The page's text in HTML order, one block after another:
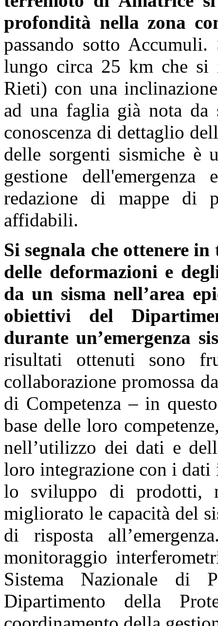
profondità nella zona
passando sotto
lungo circa 25 km che si
Rieti) con una
ad una faglia già nota
conoscenza di dettaglio
delle sorgenti sismiche è
gestione
redazione di mappe di
affidabili.
Si segnala che ottenere
delle deformazioni e
da un sisma nell’area
obiettivi del
durante un’emergenza
risultati ottenuti sono
collaborazione promossa
di Competenza – in
base delle loro
nell’utilizzo dei dati e
loro integrazione con i dati
lo sviluppo di prodotti,
migliorato le capacità del
di risposta
monitoraggio
Sistema Nazionale di
Dipartimento della